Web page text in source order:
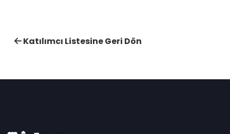
Katılımcı Listesine Geri Dön